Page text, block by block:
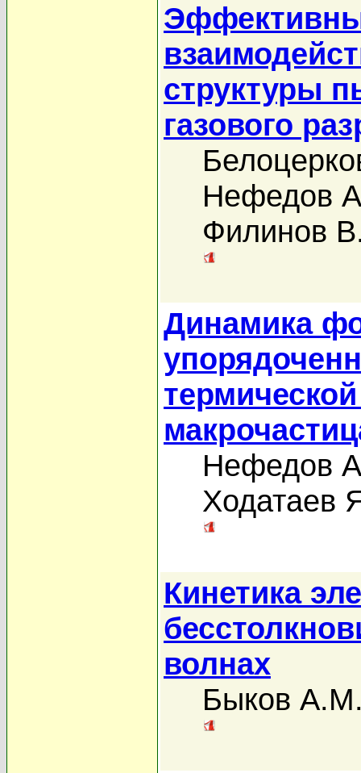
структуры
газового
Нефедов
Филинов
Динамика
Нефедов
Ходатаев
Кинетика
волнах
Быков